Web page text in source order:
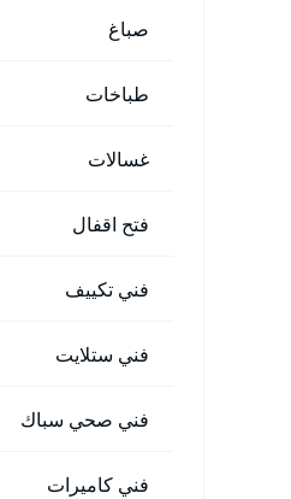
صباغ
طباخات
غسالات
فتح اقفال
فني تكييف
فني ستلايت
فني صحي سباك
فني كاميرات